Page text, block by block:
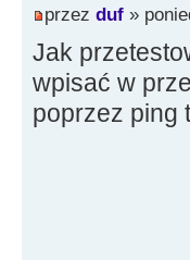
przez duf »
Jak
wpisać w
poprzez ping